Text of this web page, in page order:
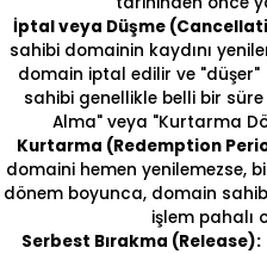
İptal veya Düşme
sahibi domainin kaydını
domain iptal edilir ve
sahibi genellikle belli bir
Alma" veya "Kurtarma
Kurtarma (Redemption
domaini hemen yenilemezse,
dönem boyunca, domain
işlem pahalı
Serbest Bırakma (Release):